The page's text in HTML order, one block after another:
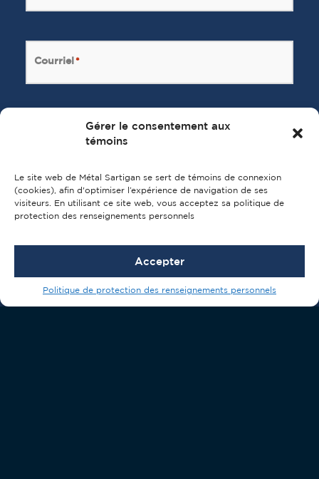
Gérer le consentement aux
témoins
Le site web de Métal Sartigan se sert de témoins de connexion
(cookies), afin d'optimiser l’expérience de navigation de ses
visiteurs. En utilisant ce site web, vous acceptez sa politique de
protection des renseignements personnels
Accepter
Politique de protection des renseignements personnels
Courriel *